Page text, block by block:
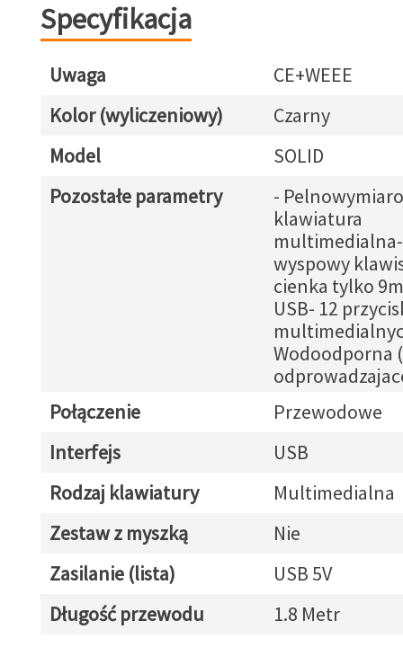
Specyfikacja
Uwaga
CE+WEEE
Kolor (wyliczeniowy)
Czarny
Model
SOLID
Pozostałe parametry
-
klawiatura
wyspowy
cienka tylko
USB- 12
Wodoodporna
Połączenie
Przewodowe
Interfejs
USB
Rodzaj klawiatury
Multimedialna
Zestaw z myszką
Nie
Zasilanie (lista)
USB 5V
Długość przewodu
1.8 Metr